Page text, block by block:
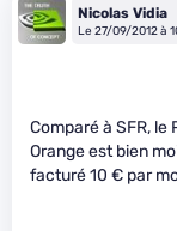
Nicolas Vidia
Le 27/09/2012 à
Comparé à SFR,
Orange est bien
facturé 10 € par